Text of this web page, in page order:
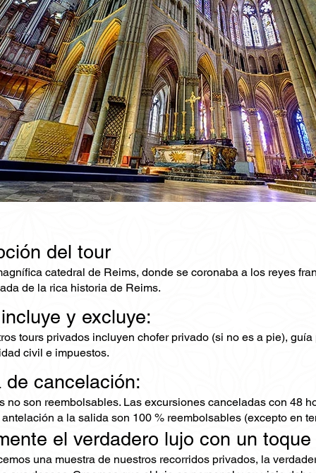
del tour
catedral de Reims, donde se coronaba a los reyes
de la rica historia de Reims.
y excluye:
tours privados incluyen chofer privado (si no es a pie),
civil e impuestos.
de cancelación:
no son reembolsables. Las excursiones canceladas con 48
a la salida son 100 % reembolsables (excepto en
el verdadero lujo con un
una muestra de nuestros recorridos privados, la